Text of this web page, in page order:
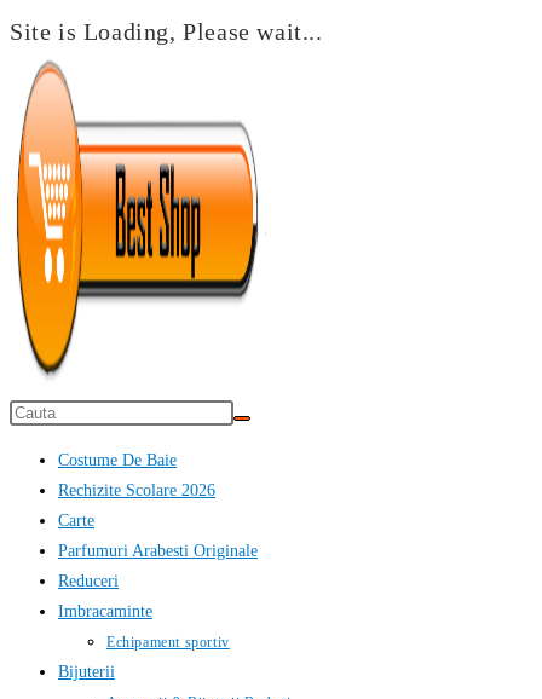
Site is Loading, Please wait...
Skip
content
Costume De Baie
Rechizite Scolare 2026
Carte
Parfumuri Arabesti Originale
Reduceri
Imbracaminte
Echipament sportiv
Bijuterii